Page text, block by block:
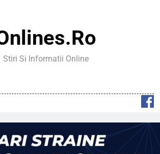
Stiri Si Informatii Online